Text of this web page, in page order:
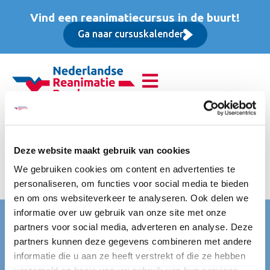
Deze website maakt gebruik van cookies
We gebruiken cookies om content en advertenties te
personaliseren, om functies voor social media te bieden
en om ons websiteverkeer te analyseren. Ook delen we
informatie over uw gebruik van onze site met onze
partners voor social media, adverteren en analyse. Deze
partners kunnen deze gegevens combineren met andere
informatie die u aan ze heeft verstrekt of die ze hebben
Vind een reanimatiecursus in de buurt!
Ga naar cursuskalender
Basis Instructeur Cursus
(BIC), Basis cursus
prijs is excl btw
Nederlandse Reanimatie Raad (NRR)
Mercatorlaan 1200
3528 BL Utrecht